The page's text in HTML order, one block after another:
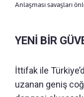
Anlaşması savaşları
YENİ BİR
İttifak ile
uzanan geniş